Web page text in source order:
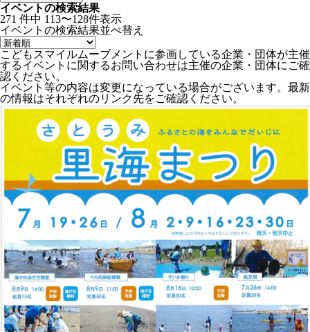
イベントの検索結果
271 件中 113〜128件表示
イベントの検索結果並べ替え
こどもスマイルムーブメントに参画している企業・団体が主催
するイベントに関するお問い合わせは主催の企業・団体にご確
認ください。
イベント等の内容は変更になっている場合がございます。最新
の情報はそれぞれのリンク先をご確認ください。